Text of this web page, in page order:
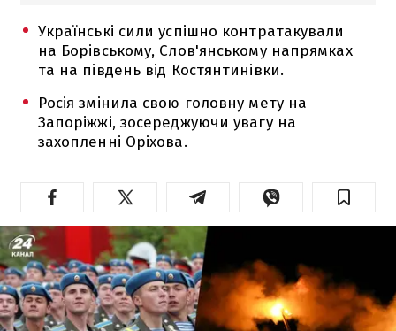
Українські сили успішно контратакували
на Борівському, Слов'янському напрямках
та на південь від Костянтинівки.
Росія змінила свою головну мету на
Запоріжжі, зосереджуючи увагу на
захопленні Оріхова.